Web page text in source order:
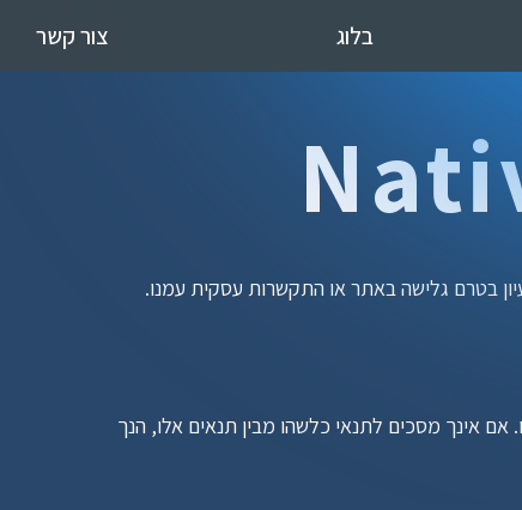
בלוג צור קשר
בטרם גלישה באתר או התקשרות עסקית עמנו.